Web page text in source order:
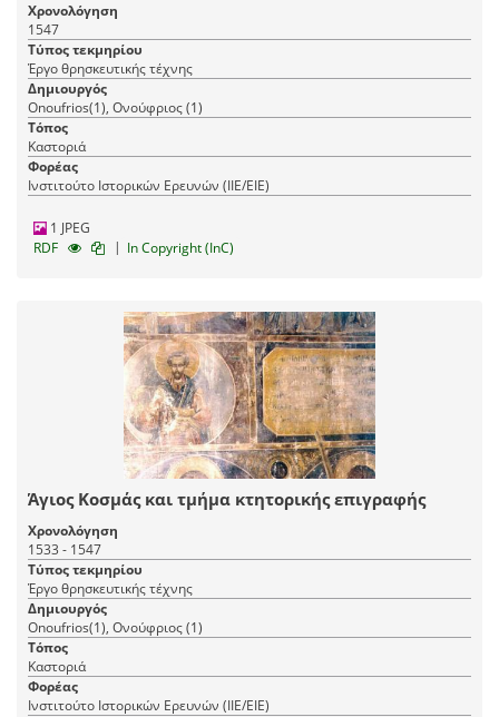
Χρονολόγηση
1547
Τύπος τεκμηρίου
Έργο θρησκευτικής τέχνης
Δημιουργός
Onoufrios(1), Ονούφριος (1)
Τόπος
Καστοριά
Φορέας
Ινστιτούτο Ιστορικών Ερευνών (ΙΙΕ/ΕΙΕ)
1 JPEG
RDF
| In Copyright (InC)
Άγιος Κοσμάς και τμήμα κτητορικής επιγραφής
Χρονολόγηση
1533 - 1547
Τύπος τεκμηρίου
Έργο θρησκευτικής τέχνης
Δημιουργός
Onoufrios(1), Ονούφριος (1)
Τόπος
Καστοριά
Φορέας
Ινστιτούτο Ιστορικών Ερευνών (ΙΙΕ/ΕΙΕ)